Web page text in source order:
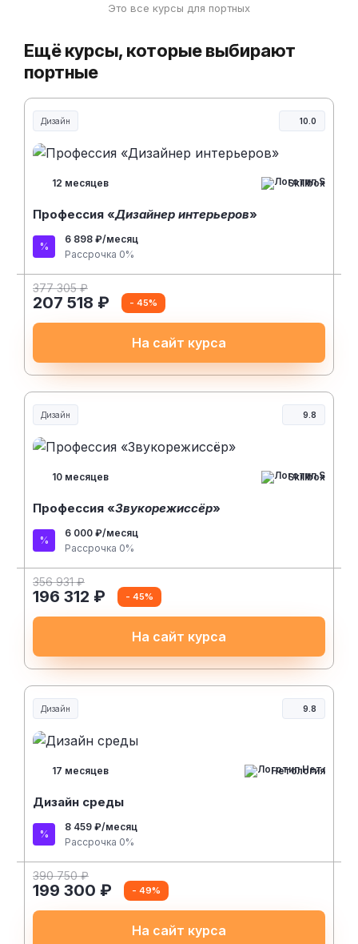
Это все курсы для портных
Ещё курсы, которые выбирают
портные
Дизайн 10.0
12 месяцев Skillbox
Профессия «Дизайнер интерьеров»
6 898 ₽/месяц
Рассрочка 0%
377 305 ₽
207 518 ₽ - 45%
На сайт курса
Дизайн 9.8
10 месяцев Skillbox
Профессия «Звукорежиссёр»
6 000 ₽/месяц
Рассрочка 0%
356 931 ₽
196 312 ₽ - 45%
На сайт курса
Дизайн 9.8
17 месяцев Нетология
Дизайн среды
8 459 ₽/месяц
Рассрочка 0%
390 750 ₽
199 300 ₽ - 49%
На сайт курса